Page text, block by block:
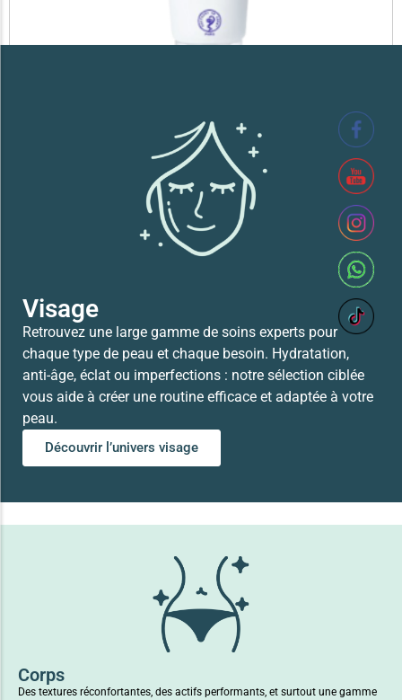
SVR XERIAL FISSURES ET CREVASSES
Visage
Retrouvez une large gamme de soins experts pour
chaque type de peau et chaque besoin. Hydratation,
anti-âge, éclat ou imperfections : notre sélection ciblée
vous aide à créer une routine efficace et adaptée à votre
peau.
Découvrir l’univers visage
Corps
Des textures réconfortantes, des actifs performants, et surtout une gamme